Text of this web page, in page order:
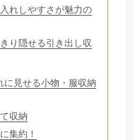
れしやすさが魅力の
り隠せる引き出し収
に見せる小物・服収納
収納
集約！